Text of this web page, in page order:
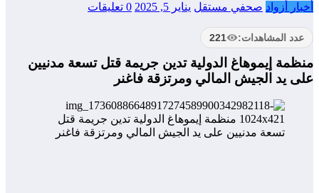
أخبار أزواد صحفي مستقل يناير 5, 2025 0 تعليقات
عدد المشاهدات: 221
منظمة إيموهاغ الدولية تدين جريمة قتل تسعة مدنيين
على يد الجيش المالي ومرتزقة فاغنر